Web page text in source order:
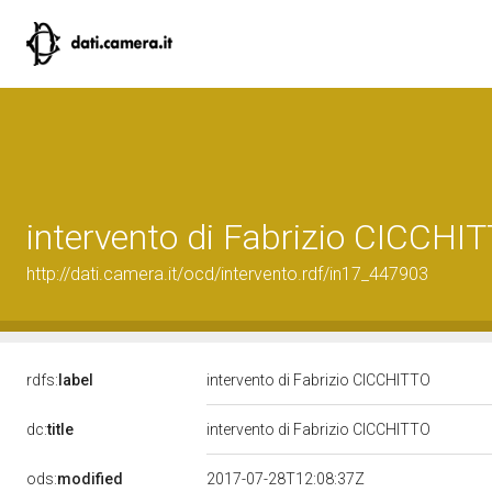
intervento di Fabrizio
http://dati.camera.it/ocd/intervento.rdf/in17_447903
rdfs: label intervento di Fabrizio CICCHITTO
dc:title intervento di Fabrizio CICCHITTO
ods:modified 2017-07-28T12:08:37Z